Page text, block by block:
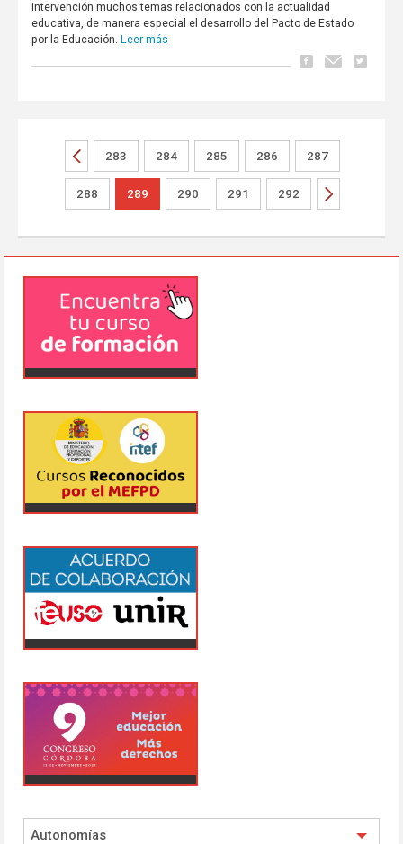
intervención muchos temas relacionados con la actualidad
educativa, de manera especial el desarrollo del Pacto de Estado
por la Educación. Leer más
283 284 285 286 287
288 289 290 291 292
Autonomías